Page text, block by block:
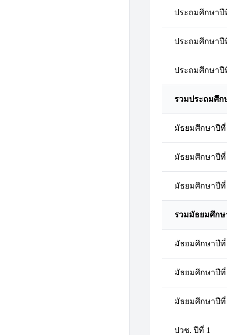
ประถมศึกษาปี
ประถมศึกษาปี
ประถมศึกษาปี
รวมประถมศึก
มัธยมศึกษาปีที่
มัธยมศึกษาปีที่
มัธยมศึกษาปีที่
รวมมัธยมศึก
มัธยมศึกษาปีที่
มัธยมศึกษาปีที่
มัธยมศึกษาปีที่
ปวช. ปีที่ 1